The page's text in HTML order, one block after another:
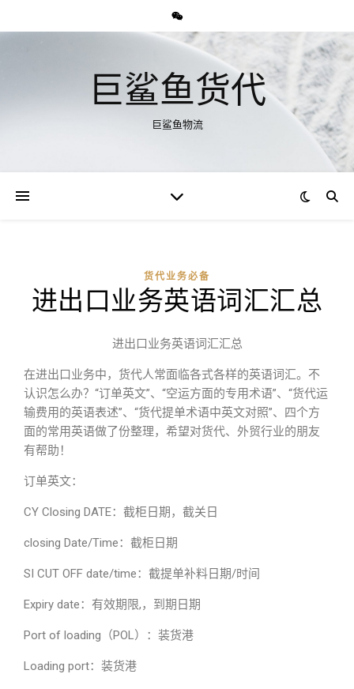
巨鲨鱼货代
巨鲨鱼物流
货代业务必备
进出口业务英语词汇汇总
进出口业务英语词汇汇总
在进出口业务中，货代人常面临各式各样的英语词汇。不
认识怎么办？“订单英文”、“空运方面的专用术语”、“货代运
输费用的英语表述”、“货代提单术语中英文对照”、四个方
面的常用英语做了份整理，希望对货代、外贸行业的朋友
有帮助！
订单英文：
CY Closing DATE：截柜日期，截关日
closing Date/Time：截柜日期
SI CUT OFF date/time：截提单补料日期/时间
Expiry date：有效期限,，到期日期
Port of loading（POL）：装货港
Loading port：装货港